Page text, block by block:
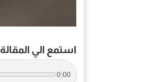
استمع الي المقالة
0:00